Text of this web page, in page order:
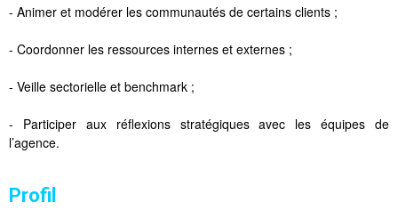
- Animer et modérer les communautés de certains clients ;
- Coordonner les ressources internes et externes ;
- Veille sectorielle et benchmark ;
- Participer aux réflexions stratégiques avec les équipes de
l’agence.
Profil